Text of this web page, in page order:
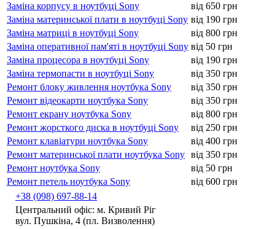
Заміна корпусу в ноутбуці Sony
від 650 грн
Заміна материнської плати в ноутбуці Sony від 190 грн
Заміна матриці в ноутбуці Sony
від 800 грн
Заміна оперативної пам'яті в ноутбуці Sony від 50 грн
Заміна процесора в ноутбуці Sony
від 190 грн
Заміна термопасти в ноутбуці Sony
від 350 грн
Ремонт блоку живлення ноутбука Sony
від 350 грн
Ремонт відеокарти ноутбука Sony
від 350 грн
Ремонт екрану ноутбука Sony
від 800 грн
Ремонт жорсткого диска в ноутбуці Sony
від 250 грн
Ремонт клавіатури ноутбука Sony
від 400 грн
Ремонт материнської плати ноутбука Sony від 350 грн
Ремонт ноутбука Sony
від 50 грн
Ремонт петель ноутбука Sony
від 600 грн
+38 (098) 697-88-14
Центральний офіс: м. Кривий Ріг
вул. Пушкіна, 4 (пл. Визволення)